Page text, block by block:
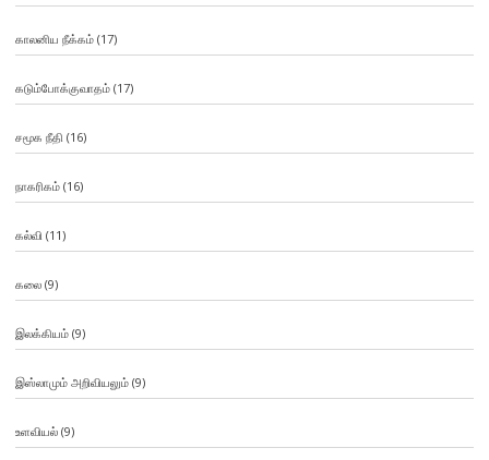
காலனிய நீக்கம்(17)
கடும்போக்குவாதம்(17)
சமூக நீதி (16)
நாகரிகம்(16)
கல்வி (11)
கலை(9)
இலக்கியம்(9)
இஸ்லாமும் அறிவியலும்(9)
உளவியல்(9)